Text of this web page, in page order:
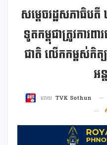
សម្តេចរដ្ឋសភាធិប
ទូតកម្ពុជាត្រូវការ
ជាតិ លើកកម្ពស់កិត្
អ
ដោយ TVK Sothun